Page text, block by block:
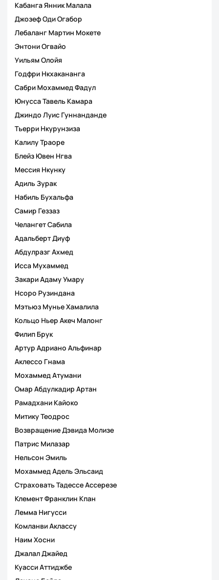
Кабанга Янник Малала
Джозеф Оди Огабор
Лебаланг Мартин Мокете
Энтони Огвайо
Уильям Олойя
Годфри Нкхакананга
Сабри Мохаммед Фадул
Юнусса Тавель Камара
Джиндо Луис Гуннанданде
Тьерри Нкурунзиза
Калилу Траоре
Блейз Ювен Нгва
Мессия Нкунку
Адиль Зурак
Набиль Бухальфа
Самир Геззаз
Челангет Сабила
Адальберт Диуф
Абдулразг Ахмед
Исса Мухаммед
Закари Адаму Умару
Нсоро Рузиндана
Мэтьюз Мунье Хамалила
Кольцо Ньер Акеч Малонг
Филип Брук
Артур Адриано Альфинар
Аклессо Гнама
Мохаммед Атумани
Омар Абдулкадир Артан
Рамадхани Кайоко
Митику Теодрос
Возвращение Дэвида Молизе
Патрис Милазар
Нельсон Эмиль
Мохаммед Адель Эльсаид
Страховать Тадессе Ассерезе
Клемент Франклин Кпан
Лемма Нигусси
Комланви Аклассу
Наим Хосни
Джалал Джайед
Куасси Аттиджбе